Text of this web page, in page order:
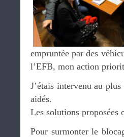
empruntée par des
l’EFB, mon action
J’étais intervenu au
aidés.
Les solutions proposées
Pour surmonter le